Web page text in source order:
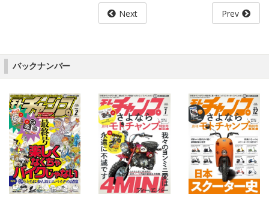
Next Prev
バックナンバー